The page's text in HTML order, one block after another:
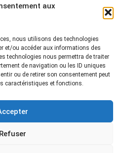
aux
nous utilisons des technologies
et/ou accéder aux informations des
technologies nous permettra de traiter
de navigation ou les ID uniques
ou de retirer son consentement peut
caractéristiques et fonctions.
Refuser
(OFB)